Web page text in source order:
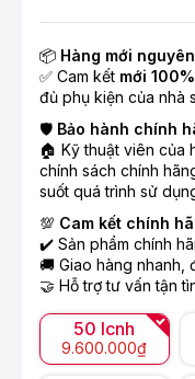
📦 Hàng mới
✅ Cam kết mới
đủ phụ kiện của nhà
🛡️ Bảo hành chính
🏠 Kỹ thuật viên của
chính sách chính
suốt quá trình sử
💯 Cam kết chính
✔️ Sản phẩm chính
🚚 Giao hàng nhanh,
🤝 Hỗ trợ tư vấn tận
50 Icnh
9.600.000₫